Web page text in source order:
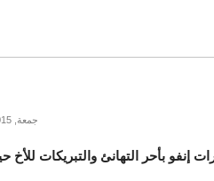
جمعة, 20/03/2015 - 14:56
إنفو بأحر التهانئ والتبريكات